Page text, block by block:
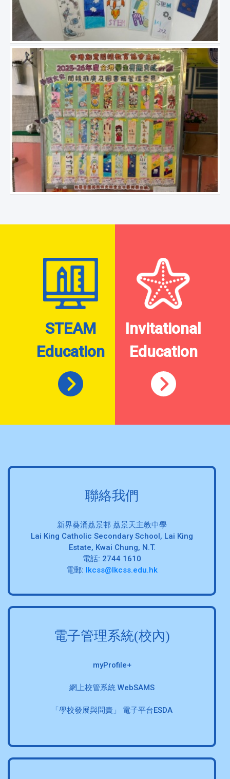
STEAM
Education
Invitational
Education
聯絡我們
新界葵涌荔景邨 荔景天主教中學
Lai King Catholic Secondary School, Lai King
Estate, Kwai Chung, N.T.
電話: 2744 1610
電郵: lkcss@lkcss.edu.hk
電子管理系統(校內)
myProfile+
網上校管系統 WebSAMS
「學校發展與問責」 電子平台ESDA